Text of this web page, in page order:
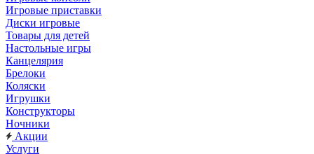
Игровые приставки
Диски игровые
Товары для детей
Настольные игры
Канцелярия
Брелоки
Коляски
Игрушки
Конструкторы
Ночники
Акции
Услуги